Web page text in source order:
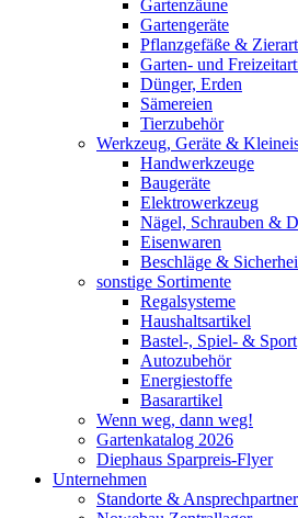
Gartenzäune
Gartengeräte
Pflanzgefäße &
Garten- und
Dünger, Erden
Sämereien
Tierzubehör
Werkzeug, Geräte &
Handwerkzeuge
Baugeräte
Elektrowerkzeug
Nägel, Schrauben &
Eisenwaren
Beschläge &
sonstige Sortimente
Regalsysteme
Haushaltsartikel
Bastel-, Spiel- & Sport
Autozubehör
Energiestoffe
Basarartikel
Wenn weg, dann weg!
Gartenkatalog 2026
Diephaus Sparpreis-Flyer
Unternehmen
Standorte & Ansprechpartner